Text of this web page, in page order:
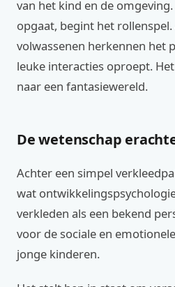
van het kind en de
opgaat, begint het
volwassenen herkennen het
leuke interacties oproept.
naar een fantasiewereld.
De wetenschap
Achter een simpel
wat
verkleden als een bekend
voor de sociale en
jonge kinderen.